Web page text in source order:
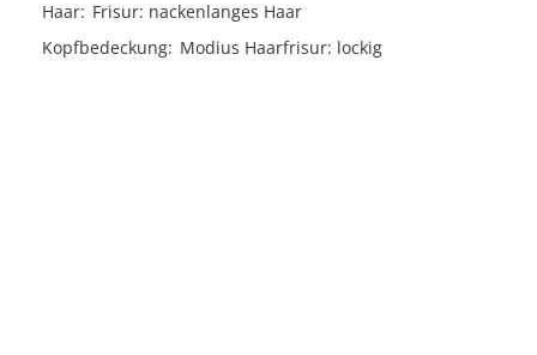
Haar Frisur nackenlanges Haar
Kopfbedeckung Modius Haarfrisur: lockig